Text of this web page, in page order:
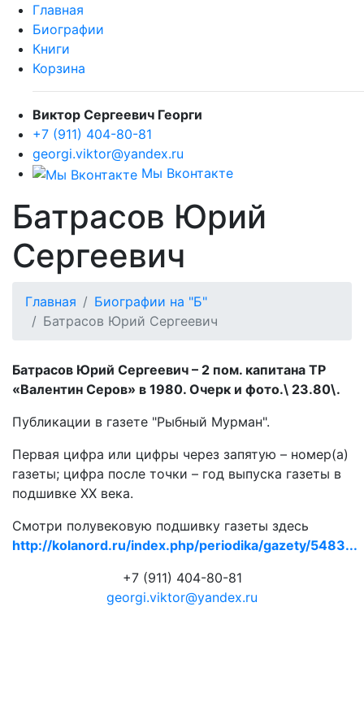
Главная
Биографии
Книги
Корзина
Виктор Сергеевич Георги
+7 (911) 404-80-81
georgi.viktor@yandex.ru
Мы Вконтакте
Батрасов Юрий
Сергеевич
Главная
Биографии на "Б"
Батрасов Юрий Сергеевич
Батрасов Юрий Сергеевич – 2 пом. капитана ТР
«Валентин Серов» в 1980. Очерк и фото.\ 23.80\.
Публикации в газете "Рыбный Мурман".
Первая цифра или цифры через запятую – номер(а)
газеты; цифра после точки – год выпуска газеты в
подшивке ХХ века.
Смотри полувековую подшивку газеты здесь
http://kolanord.ru/index.php/periodika/gazety/5483...
+7 (911) 404-80-81
georgi.viktor@yandex.ru